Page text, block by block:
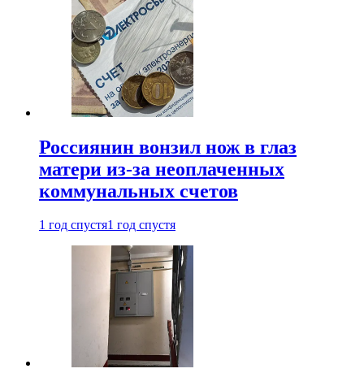
Россиянин вонзил нож в глаз
матери из-за неоплаченных
коммунальных счетов
1 год спустя1 год спустя